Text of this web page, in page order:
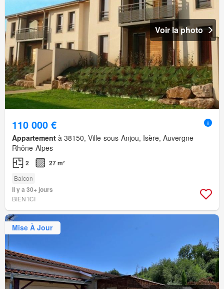
Voir la photo
110 000 €
Appartement à 38150, Ville-sous-Anjou, Isère, Auvergne-
Rhône-Alpes
2 27 m²
Balcon
Il y a 30+ jours
BIEN´ICI
Mise À Jour